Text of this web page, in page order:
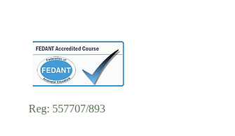
Reg: 557707/893